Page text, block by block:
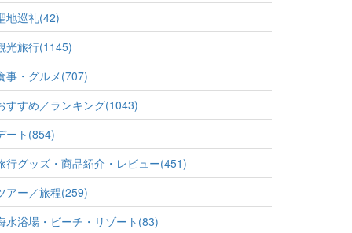
地巡礼(42)
光旅行(1145)
事・グルメ(707)
すすめ／ランキング(1043)
ート(854)
行グッズ・商品紹介・レビュー(451)
アー／旅程(259)
水浴場・ビーチ・リゾート(83)